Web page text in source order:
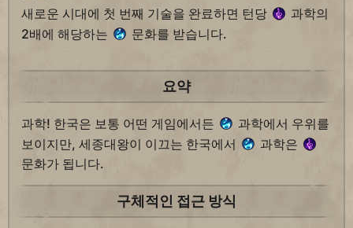
새로운 시대에 첫 번째 기술을 완료하면 턴당
과학의
2배에 해당하는
문화를 받습니다.
요약
과학! 한국은 보통 어떤 게임에서든
과학에서 우위를
보이지만, 세종대왕이 이끄는 한국에서
과학은
문화가 됩니다.
구체적인 접근 방식